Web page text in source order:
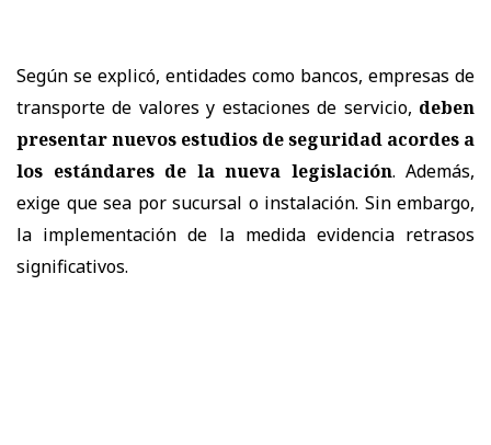
Según se explicó, entidades como bancos, empresas de
transporte de valores y estaciones de servicio, deben
presentar nuevos estudios de seguridad acordes a
los estándares de la nueva legislación. Además,
exige que sea por sucursal o instalación. Sin embargo,
la implementación de la medida evidencia retrasos
significativos.